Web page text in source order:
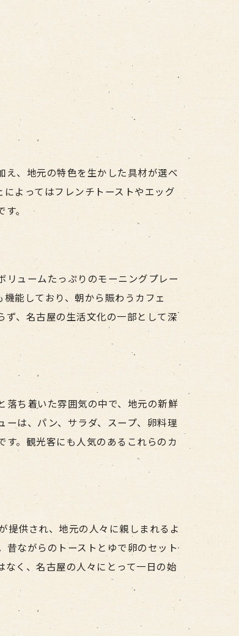
え、地元の特色を生かした具材が選べ
よってはフレンチトーストやエッグ
。
リュームたっぷりのモーニングプレー
能しており、朝から賑わうカフェ
、名古屋の生活文化の一部として深
落ち着いた雰囲気の中で、地元の新鮮
は、パン、サラダ、スープ、卵料理
。観光客にも人気のあるこれらのカ
提供され、地元の人々に親しまれるよ
ながらのトーストとゆで卵のセット
く、名古屋の人々にとって一日の始